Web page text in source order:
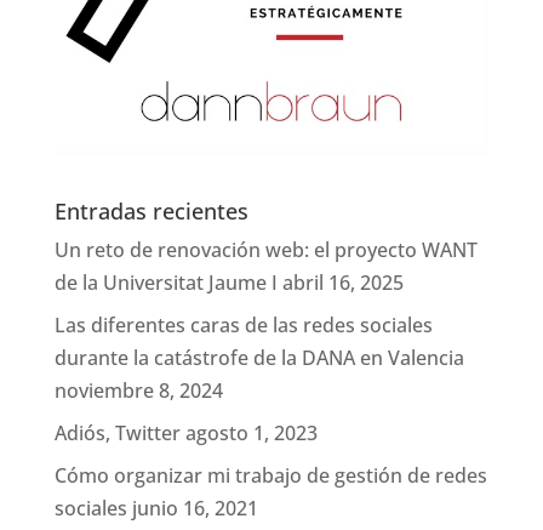
Entradas recientes
Un reto de renovación web: el proyecto WANT
de la Universitat Jaume I abril 16, 2025
Las diferentes caras de las redes sociales
durante la catástrofe de la DANA en Valencia
noviembre 8, 2024
Adiós, Twitteragosto 1, 2023
Cómo organizar mi trabajo de gestión de redes
sociales junio 16, 2021